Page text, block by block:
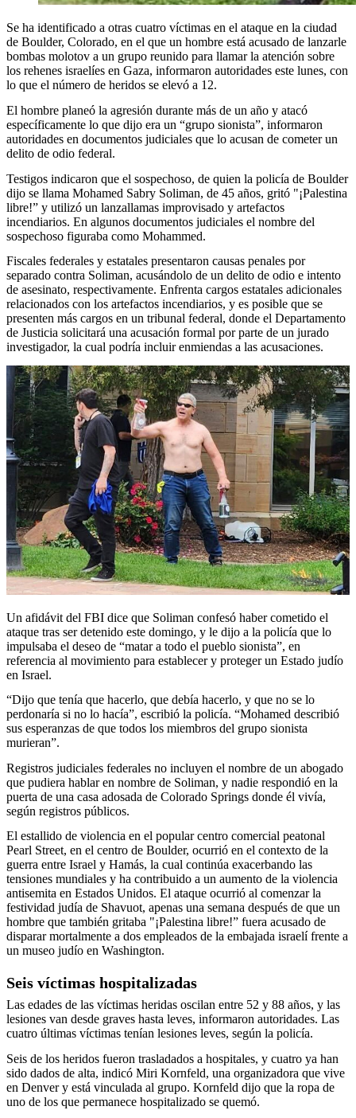
Se ha identificado a otras cuatro víctimas en el ataque en la ciudad
de Boulder, Colorado, en el que un hombre está acusado de lanzarle
bombas molotov a un grupo reunido para llamar la atención sobre
los rehenes israelíes en Gaza, informaron autoridades este lunes, con
lo que el número de heridos se elevó a 12.
El hombre planeó la agresión durante más de un año y atacó
específicamente lo que dijo era un “grupo sionista”, informaron
autoridades en documentos judiciales que lo acusan de cometer un
delito de odio federal.
Testigos indicaron que el sospechoso, de quien la policía de Boulder
dijo se llama Mohamed Sabry Soliman, de 45 años, gritó "¡Palestina
libre!” y utilizó un lanzallamas improvisado y artefactos
incendiarios. En algunos documentos judiciales el nombre del
sospechoso figuraba como Mohammed.
Fiscales federales y estatales presentaron causas penales por
separado contra Soliman, acusándolo de un delito de odio e intento
de asesinato, respectivamente. Enfrenta cargos estatales adicionales
relacionados con los artefactos incendiarios, y es posible que se
presenten más cargos en un tribunal federal, donde el Departamento
de Justicia solicitará una acusación formal por parte de un jurado
investigador, la cual podría incluir enmiendas a las acusaciones.
Un afidávit del FBI dice que Soliman confesó haber cometido el
ataque tras ser detenido este domingo, y le dijo a la policía que lo
impulsaba el deseo de “matar a todo el pueblo sionista”, en
referencia al movimiento para establecer y proteger un Estado judío
en Israel.
“Dijo que tenía que hacerlo, que debía hacerlo, y que no se lo
perdonaría si no lo hacía”, escribió la policía. “Mohamed describió
sus esperanzas de que todos los miembros del grupo sionista
murieran”.
Registros judiciales federales no incluyen el nombre de un abogado
que pudiera hablar en nombre de Soliman, y nadie respondió en la
puerta de una casa adosada de Colorado Springs donde él vivía,
según registros públicos.
El estallido de violencia en el popular centro comercial peatonal
Pearl Street, en el centro de Boulder, ocurrió en el contexto de la
guerra entre Israel y Hamás, la cual continúa exacerbando las
tensiones mundiales y ha contribuido a un aumento de la violencia
antisemita en Estados Unidos. El ataque ocurrió al comenzar la
festividad judía de Shavuot, apenas una semana después de que un
hombre que también gritaba "¡Palestina libre!” fuera acusado de
disparar mortalmente a dos empleados de la embajada israelí frente a
un museo judío en Washington.
Seis víctimas hospitalizadas
Las edades de las víctimas heridas oscilan entre 52 y 88 años, y las
lesiones van desde graves hasta leves, informaron autoridades. Las
cuatro últimas víctimas tenían lesiones leves, según la policía.
Seis de los heridos fueron trasladados a hospitales, y cuatro ya han
sido dados de alta, indicó Miri Kornfeld, una organizadora que vive
en Denver y está vinculada al grupo. Kornfeld dijo que la ropa de
uno de los que permanece hospitalizado se quemó.